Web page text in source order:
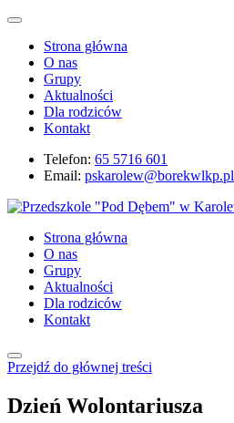
Strona główna
O nas
Grupy
Aktualności
Dla rodziców
Kontakt
Telefon: 65 5716 601
Email: pskarolew@borekwlkp.pl
Strona główna
O nas
Grupy
Aktualności
Dla rodziców
Kontakt
Przejdź do głównej treści
Dzień Wolontariusza